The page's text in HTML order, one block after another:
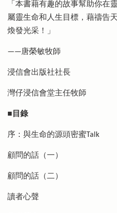
「本書藉有趣的故事幫助你在
屬靈生命和人生目標，藉禱告
煥發光采！」
——唐榮敏牧師
浸信會出版社社長
灣仔浸信會堂主任牧師
■目錄
序：與生命的源頭密蜜Talk
顧問的話（一）
顧問的話（二）
讀者心聲